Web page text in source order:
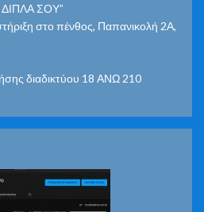
ΔΙΠΛΑ ΣΟΥ”
στο πένθος, Παπανικολή 2Α,
διαδικτύου 18 ΑΝΩ 210